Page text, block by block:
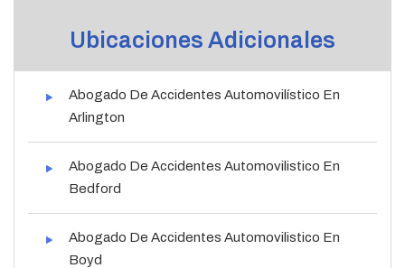
Ubicaciones Adicionales
Abogado De Accidentes Automovilístico En
Arlington
Abogado De Accidentes Automovilistico En
Bedford
Abogado De Accidentes Automovilistico En
Boyd